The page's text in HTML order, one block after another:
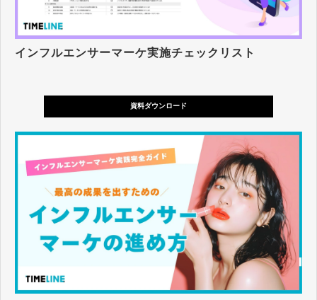
インフルエンサーマーケ実施チェックリスト
資料ダウンロード